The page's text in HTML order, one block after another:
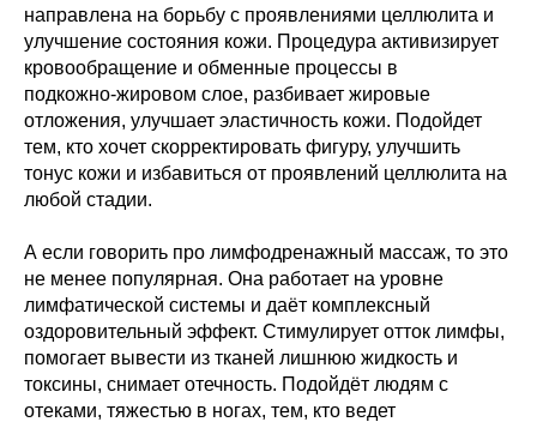
направлена на борьбу с проявлениями целлюлита и
улучшение состояния кожи. Процедура активизирует
кровообращение и обменные процессы в
подкожно‑жировом слое, разбивает жировые
отложения, улучшает эластичность кожи. Подойдет
тем, кто хочет скорректировать фигуру, улучшить
тонус кожи и избавиться от проявлений целлюлита на
любой стадии.
А если говорить про лимфодренажный массаж, то это
не менее популярная. Она работает на уровне
лимфатической системы и даёт комплексный
оздоровительный эффект. Стимулирует отток лимфы,
помогает вывести из тканей лишнюю жидкость и
токсины, снимает отечность. Подойдёт людям с
отеками, тяжестью в ногах, тем, кто ведет